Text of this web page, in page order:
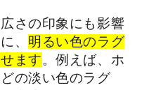
さの印象にも影響
、 明るい色のラグ
ます。例えば、ホ
の淡い色のラグ